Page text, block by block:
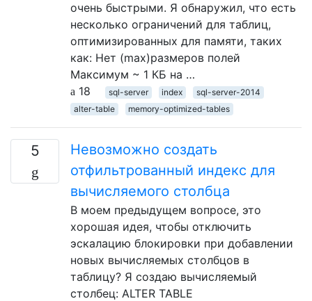
очень быстрыми. Я обнаружил, что есть
несколько ограничений для таблиц,
оптимизированных для памяти, таких
как: Нет (max)размеров полей
Максимум ~ 1 КБ на …
18
sql-server index
sql-server-2014
alter-table
memory-optimized-tables
5
Невозможно создать
отфильтрованный индекс для
вычисляемого столбца
В моем предыдущем вопросе, это
хорошая идея, чтобы отключить
эскалацию блокировки при добавлении
новых вычисляемых столбцов в
таблицу? Я создаю вычисляемый
столбец: ALTER TABLE